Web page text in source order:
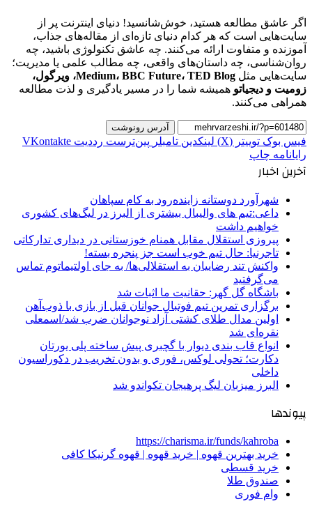
اگر عاشق مطالعه هستید، خوش‌شانسید! دنیای اینترنت پر از
سایت‌هایی است که هر کدام دنیای تازه‌ای از مقاله‌های جذاب،
آموزنده و متفاوت ارائه می‌کنند. چه عاشق تکنولوژی باشید، چه
روان‌شناسی، چه داستان‌های واقعی، چه مطالب علمی یا مدیریت؛
سایت‌هایی مثل
Medium، BBC Future، TED Blog، ویرگول،
زومیت و دیجیاتو همیشه شما را در مسیر یادگیری و لذت مطالعه
همراهی می‌کنند.
آدرس رونوشت
فیس بوک توییتر (X) لینکدین ‫تامبلر ‫پین‌ترست ‫رددیت ‫VKontakte
رایانامه چاپ
آخرین اخبار
شهرآورد دوستانه زاینده‌رود به کام سپاهان
داعی:تیم های والیبال بیشتری از البرز در لیگ‌های کشوری
خواهیم داشت
پیروزی استقلال مقابل همنام خوزستانی در دیداری تدارکاتی
تاجرنیا: حال تیم خوب است جز پنجره بسته!
واکنش تند رضاییان به استقلالی‌ها/ به جای اولتیماتوم تماس
می‌گرفتید
باشگاه گل گهر: حقانیت ما اثبات شد
برگزاری تمرین تیم فوتبال جوانان قبل از بازی با ذوب‌آهن
اولین مدال طلای کشتی آزاد نوجوانان ضرب شد/اسمعلی
نقره‌ای شد
انواع قاب بندی دیوار با گچبری پیش ساخته پلی یورتان
دکارت؛ تحولی لوکس، فوری و بدون تخریب در دکوراسیون
داخلی
البرز میزبان لیگ پرهیجان تکواندو شد
پیوندها
https://charisma.ir/funds/kahroba
خرید بهترین قهوه | خرید قهوه | قهوه گرنیکا کافی
خرید قسطی
صندوق طلا
وام فوری